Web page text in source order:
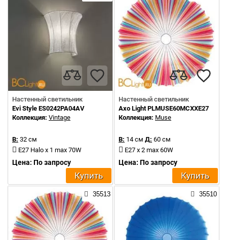
Настенный светильник
Evi Style ES0242PA04AV
Коллекция: Vintage
В: 32 см
E27 Halo x 1 max 70W
Цена: По запросу
Купить
Настенный светильник
Axo Light PLMUSE60MCXXE27
Коллекция: Muse
В: 14 см Д: 60 см
E27 x 2 max 60W
Цена: По запросу
Купить
35513 35510